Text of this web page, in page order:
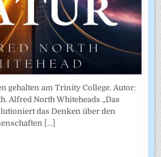
gehalten am Trinity College. Autor:
Alfred North Whiteheads „Das
das Denken über den
[...]